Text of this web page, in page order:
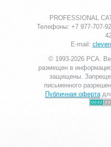
PROFESSIONAL
Телефоны: +7 977-707-
E-mail:
© 1993-2026 PCA.
размещен в
защищены.
письменного
Публичная оферта